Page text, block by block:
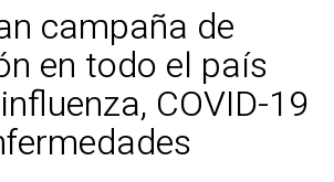
campaña de
en todo el país
COVID-19